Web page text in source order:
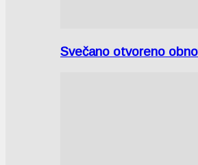
Svečano otvoreno